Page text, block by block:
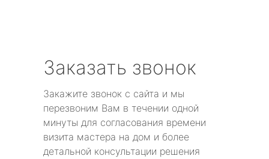
Заказать звонок
Закажите звонок с сайта и мы
перезвоним Вам в течении одной
минуты для согласования времени
визита мастера на дом и более
детальной консультации решения